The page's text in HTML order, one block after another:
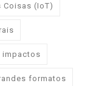
Coisas (IoT)
impactos
formatos